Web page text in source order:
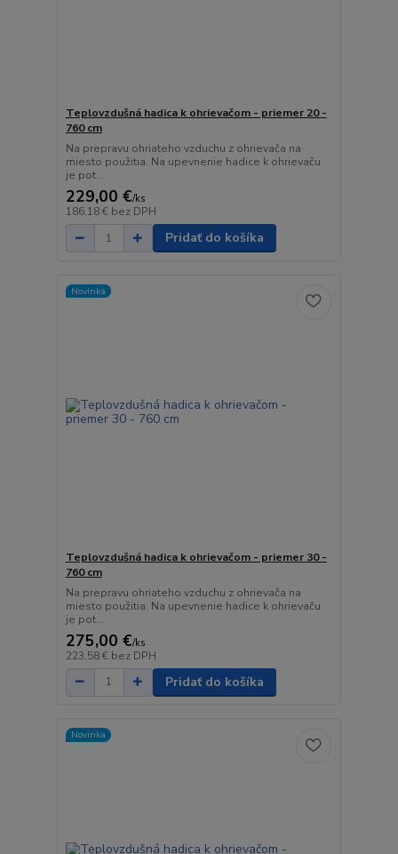
Teplovzdušná hadica k ohrievačom - priemer 20 -
760 cm
Na prepravu ohriateho vzduchu z ohrievača na
miesto použitia. Na upevnenie hadice k ohrievaču
je pot...
229,00 €/ks
186,18 € bez DPH
Pridať do košíka
Novinka
Teplovzdušná hadica k ohrievačom - priemer 30 -
760 cm
Na prepravu ohriateho vzduchu z ohrievača na
miesto použitia. Na upevnenie hadice k ohrievaču
je pot...
275,00 €/ks
223,58 € bez DPH
Pridať do košíka
Novinka